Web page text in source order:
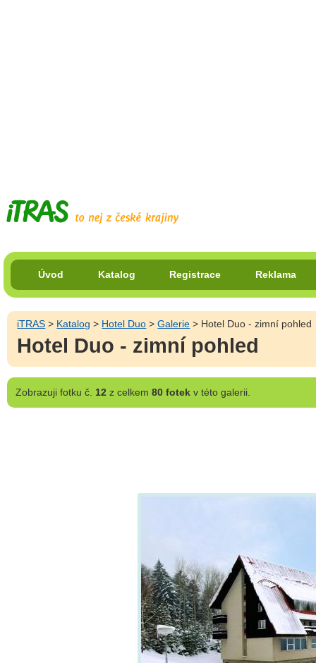
Úvod Katalog Registrace Reklama
iTRAS > Katalog > Hotel Duo >Galerie > Hotel Duo - zimní pohled
Hotel Duo - zimní pohled
Zobrazujifotku č. 12 z celkem 80 fotekv této galerii.